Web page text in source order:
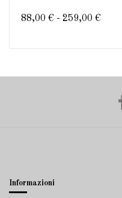
88,00 € - 259,00 €
Informazioni